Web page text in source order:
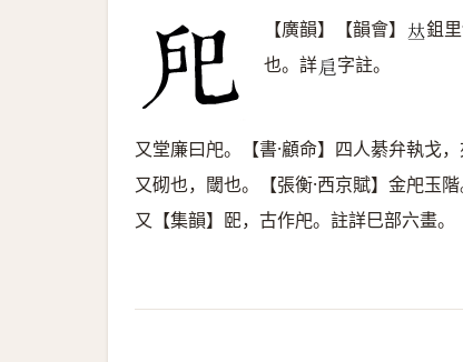
【廣韻】【韻會】 𠀤鉏
也。詳𢨪 字註。
又堂廉曰戺。【書·顧命】四人綦弁執戈，
又砌也，閾也。【張衡·西京賦】金戺玉階
又【集韻】巸，古作戺。註詳巳部六畫。